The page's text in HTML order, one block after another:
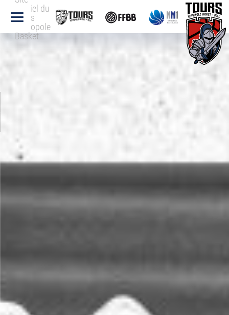
officiel du
Tours
Métropole
Basket